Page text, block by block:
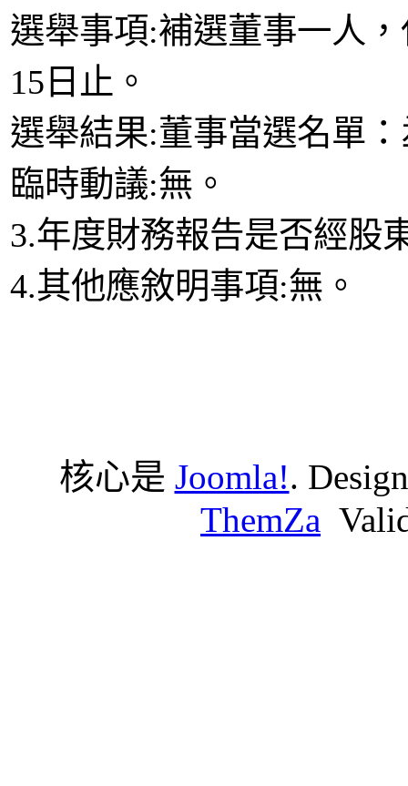
選舉事項:補選董事一人
15日止。
選舉結果:董事當選名單
臨時動議:無。
3.年度財務報告是否經股
4.其他應敘明事項:無。
核心是 Joomla!.
ThemZa